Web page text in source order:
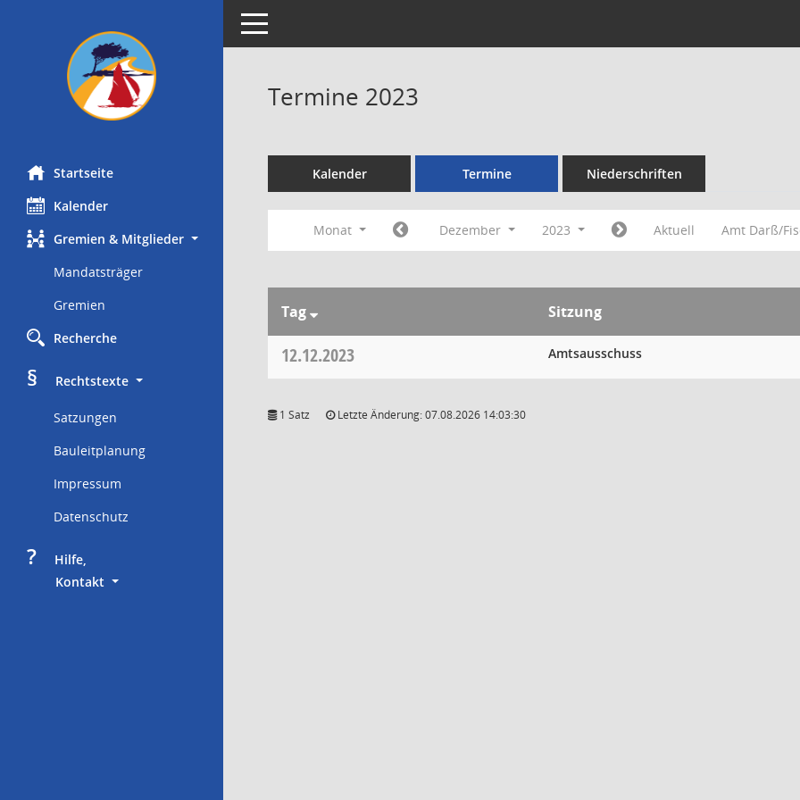
Startseite
Kalender
Gremien & Mitglieder
Mandatsträger
Gremien
Recherche
§
     Rechtstexte
Satzungen
Bauleitplanung
Impressum
Datenschutz
?
     Hilfe,
Kontakt
Toggle navigation
Termine 2023
Kalender Termine Niederschriften
Monat Dezember 2023 Aktuell Amt Darß/
Tag Sitzung
12.12.2023 Amtsausschuss
1 Satz Letzte Änderung: 07.08.2026 14:03:30